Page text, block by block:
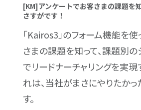
[KM]アンケートでお客さまの課題を知
さすがです！
「Kairos3」のフォーム機能を使
さまの課題を知って、課題別の
でリードナーチャリングを実現
れは、当社がまさにやりたかっ
す。